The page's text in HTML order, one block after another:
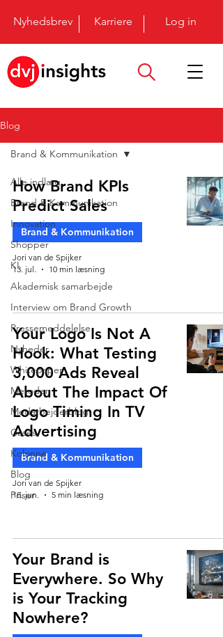
Nyhedsbrev Karriere Log in
Blog
Alle indlæg
Brand & Kommunikation
Innovation
Shopper
KI
Akademisk samarbejde
Interview om Brand Growth
Pressemeddelelse
Nyheder
Whitepaper
Metoder
Medarbejderblog
Cases
Kolonne
Blog
Priser
Brand & Kommunikation
How Brand KPIs
Predict Sales
Brand & Kommunikation
Jori van de Spijker
13. jul.
10 min læsning
Your Logo Is Not A
Hook: What Testing
3,000 Ads Reveal
About The Impact Of
Logo Timing In TV
Advertising
Brand & Kommunikation
Jori van de Spijker
18. jun.
5 min læsning
Your Brand is
Everywhere. So Why
is Your Tracking
Nowhere?